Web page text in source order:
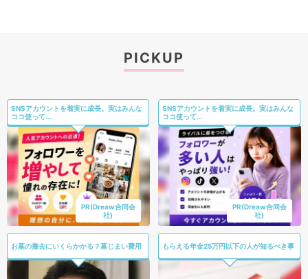
PICKUP
SNSアカウントを着実に成長。実はみんな
ココ使って...
PR(Dreaw合同会
社)
SNSアカウントを着実に成長。実はみんな
ココ使って...
PR(Dreaw合同会
社)
お墓の撤去にいくらかかる？墓じまい費用 もらえる年金25万円以下の人が知るべき事